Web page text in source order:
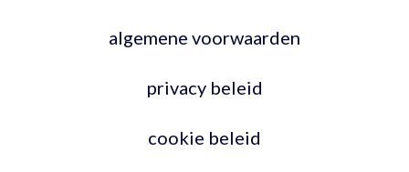
algemene voorwaarden
privacy beleid
cookie beleid